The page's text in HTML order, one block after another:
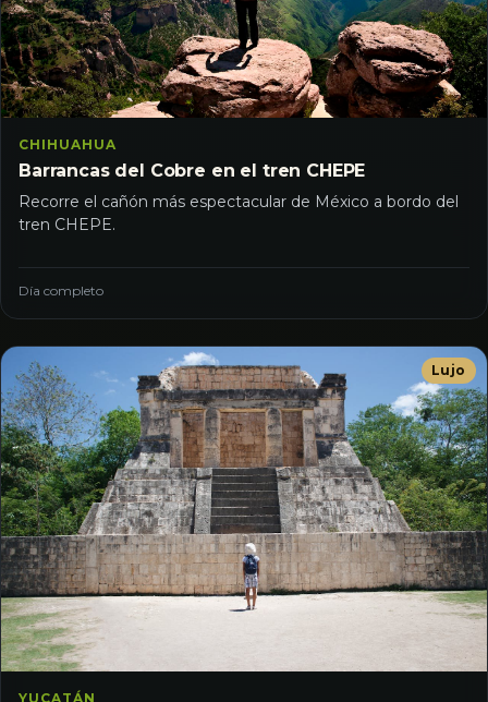
CHIHUAHUA
Barrancas del Cobre en el tren CHEPE
Recorre el cañón más espectacular de México a bordo del
tren CHEPE.
Día completo
Lujo
YUCATÁN